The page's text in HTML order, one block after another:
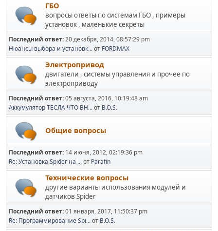
ГБО
вопросы ответы по системам ГБО , примеры
установок , маленькие секреты
Последний ответ:20 декабря, 2014, 08:57:29 pm
Нюансы выбора и установк...от FORDMAX
Электропривод
двигатели , системы управления и прочее по
электроприводу
Последний ответ:05 августа, 2016, 10:19:48 am
Аккумулятор ТЕСЛА ЧТО ВН...от B.O.S.
Общие вопросы
Последний ответ: 14 июня, 2012, 02:19:36 pm
Re: Установка Spider на ...от Parafin
Технические вопросы
другие варианты использования модулей и
датчиков Spider
Последний ответ:01 января, 2017, 11:50:37 pm
Re: Программирование Spi...от B.O.S.